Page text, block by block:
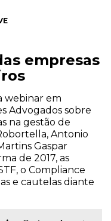
empresas
webinar em
Advogados sobre
na gestão de
Antonio
Gaspar
de 2017, as
o Compliance
e cautelas diante